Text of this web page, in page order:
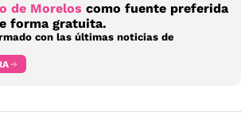
de Morelos como fuente preferida
forma gratuita.
con las últimas noticias de